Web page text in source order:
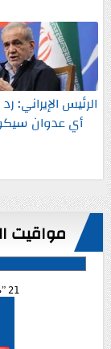
الرئيس الإيراني:
أي عدوان
مواقيت
21